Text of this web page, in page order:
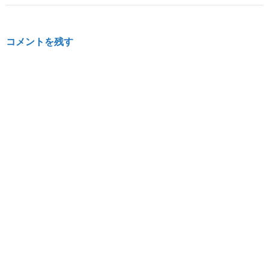
コメントを残す